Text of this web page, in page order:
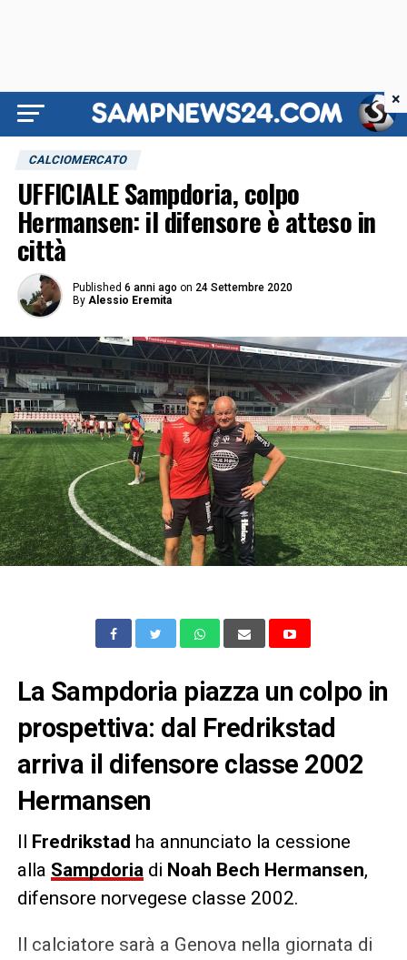
CALCIOMERCATO
UFFICIALE Sampdoria, colpo
Hermansen: il difensore è atteso in
città
Published 6 anni ago on 24 Settembre 2020
By Alessio Eremita
La Sampdoria piazza un colpo in
prospettiva: dal Fredrikstad
arriva il difensore classe 2002
Hermansen
Il Fredrikstad ha annunciato la cessione
alla Sampdoria di Noah Bech Hermansen,
difensore norvegese classe 2002.
Il calciatore sarà a Genova nella giornata di
×